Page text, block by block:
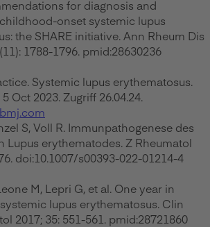
for diagnosis and
onset systemic lupus
the SHARE initiative. Ann Rheum Dis
1788-1796. pmid:28630236
Systemic lupus erythematosus.
Oct 2023. Zugriff 26.04.24.
S, Voll R. Immunpathogenese des
Lupus erythematodes. Z Rheumatol
doi:10.1007/s00393-022-01214-4
M, Lepri G, et al. One year in
lupus erythematosus. Clin
2017; 35: 551-561. pmid:28721860